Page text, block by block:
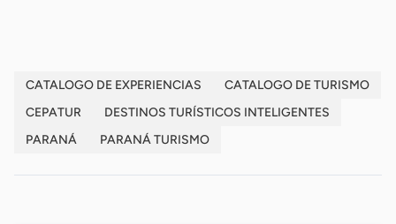
CATALOGO DE EXPERIENCIAS
CATALOGO DE TURISMO
CEPATUR
DESTINOS TURÍSTICOS INTELIGENTES
PARANÁ
PARANÁ TURISMO